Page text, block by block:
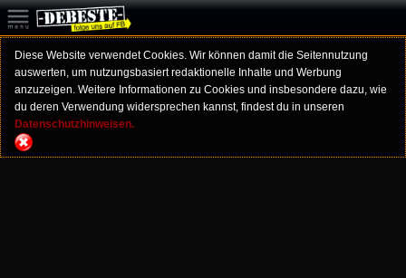
Diese Website verwendet Cookies. Wir können damit die Seitennutzung
auswerten, um nutzungsbasiert redaktionelle Inhalte und Werbung
anzuzeigen. Weitere Informationen zu Cookies und insbesondere dazu, wie
du deren Verwendung widersprechen kannst, findest du in unseren
Datenschutzhinweisen.